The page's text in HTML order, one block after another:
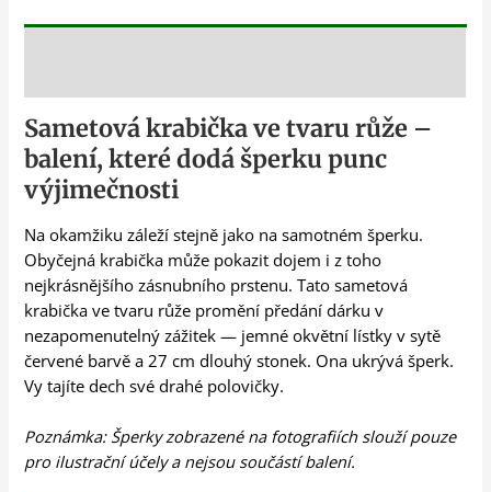
Sametová krabička ve tvaru růže –
balení, které dodá šperku punc
výjimečnosti
Na okamžiku záleží stejně jako na samotném šperku.
Obyčejná krabička může pokazit dojem i z toho
nejkrásnějšího zásnubního prstenu. Tato sametová
krabička ve tvaru růže promění předání dárku v
nezapomenutelný zážitek — jemné okvětní lístky v sytě
červené barvě a 27 cm dlouhý stonek. Ona ukrývá šperk.
Vy tajíte dech své drahé polovičky.
Poznámka: Šperky zobrazené na fotografiích slouží pouze
pro ilustrační účely a nejsou součástí balení.